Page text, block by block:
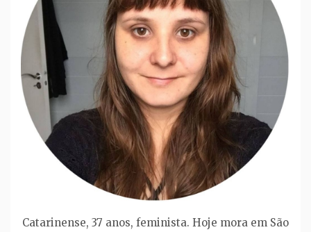
Catarinense, 37 anos, feminista. Hoje mora em São